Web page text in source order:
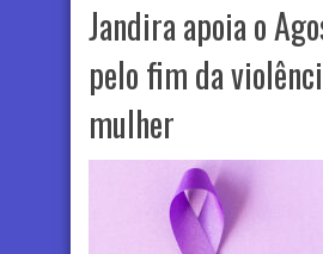
Jandira apoia o
pelo fim da
mulher